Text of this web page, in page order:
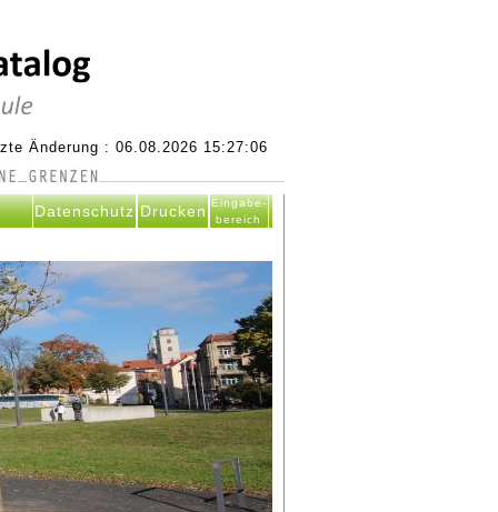
Änderung : 06.08.2026 15:27:06
Datenschutz Drucken Eingabe-
bereich